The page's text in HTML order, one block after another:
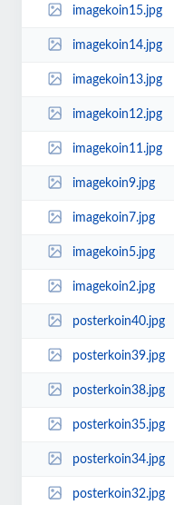
imagekoin15.jpg
imagekoin14.jpg
imagekoin13.jpg
imagekoin12.jpg
imagekoin11.jpg
imagekoin9.jpg
imagekoin7.jpg
imagekoin5.jpg
imagekoin2.jpg
posterkoin40.jpg
posterkoin39.jpg
posterkoin38.jpg
posterkoin35.jpg
posterkoin34.jpg
posterkoin32.jpg